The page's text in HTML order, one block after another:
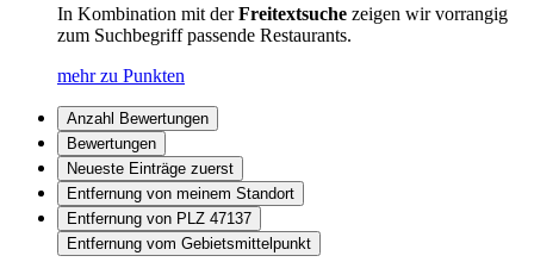
In Kombination mit derFreitextsuche zeigen wir vorrangig
zum Suchbegriff passende Restaurants.
mehr zu Punkten
Anzahl Bewertungen
Bewertungen
Neueste Einträge zuerst
Entfernung von meinem Standort
Entfernung von PLZ 47137
Entfernung vom Gebietsmittelpunkt